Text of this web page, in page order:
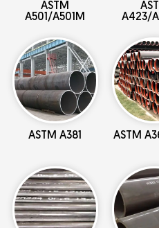
ASTM
A501/A501M
A423/
ASTM A381 ASTM